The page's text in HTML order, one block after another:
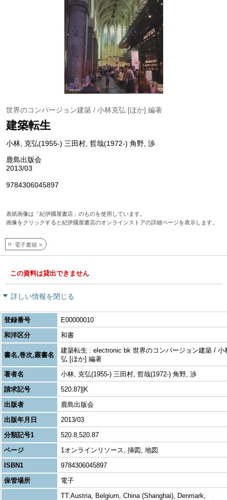
世界のコンバージョン建築 / 小林克弘 [ほか] 編著
建築転生
小林, 克弘(1955-) 三田村, 哲哉(1972-) 角野, 渉
鹿島出版会
2013/03
9784306045897
表紙画像は「紀伊國屋書店」のものを使用しています。
画像をクリックすると紀伊國屋書店のオンラインストアの詳細ページを表示します。
電子書籍
この資料は貸出できません
詳しい情報を閉じる
登録番号
E00000010
和洋区分
和書
書名,巻次,叢書名
建築転生 : electronic bk 世界のコンバージョン建築 / 小
弘 [ほか] 編著
著者名
小林, 克弘(1955-) 三田村, 哲哉(1972-) 角野, 渉
請求記号
520.87||K
出版者
鹿島出版会
出版年月日
2013/03
分類記号1
520.8,520.87
ページ
1オンラインリソース, 挿図, 地図
ISBN1
9784306045897
保管場所
電子
TT:Austria, Belgium, China (Shanghai), Denmark,